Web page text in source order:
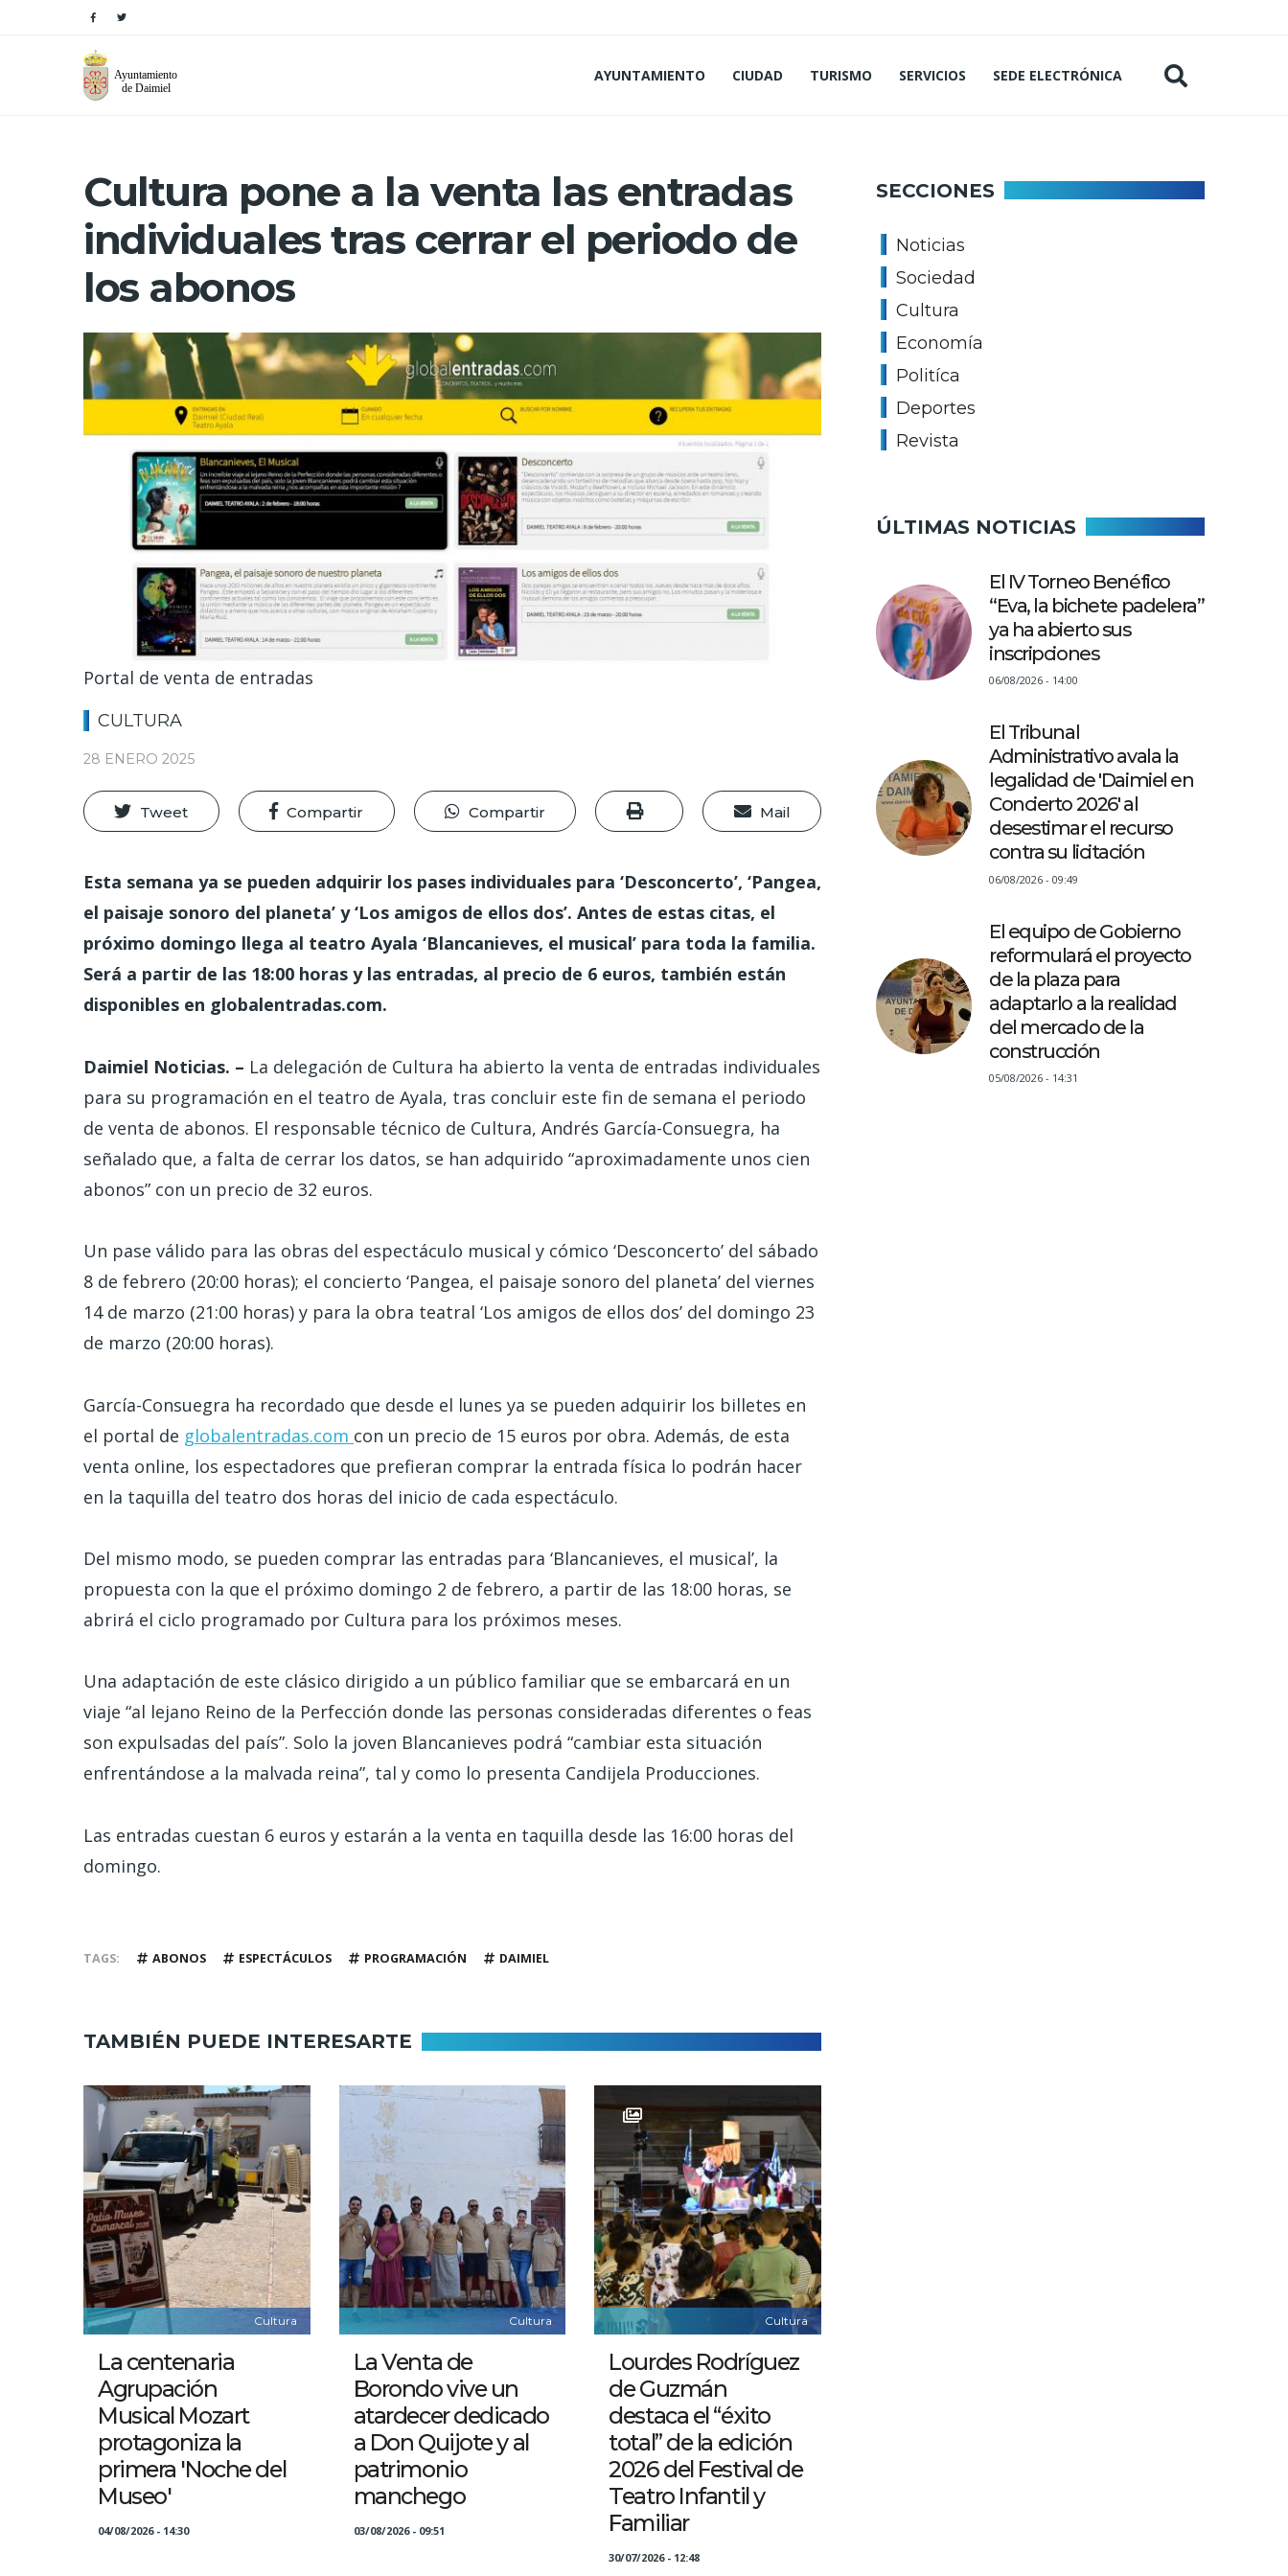
AYUNTAMIENTO CIUDAD TURISMO SERVICIOS SEDE ELECTRÓNICA
Cultura pone a la venta las entradas
individuales tras cerrar el periodo de
los abonos
Portal de venta de entradas
CULTURA
28 ENERO 2025
Tweet Compartir Compartir Mail
Esta semana ya se pueden adquirir los pases individuales para ‘Desconcerto’, ‘Pangea,
el paisaje sonoro del planeta’ y ‘Los amigos de ellos dos’. Antes de estas citas, el
próximo domingo llega al teatro Ayala ‘Blancanieves, el musical’ para toda la familia.
Será a partir de las 18:00 horas y las entradas, al precio de 6 euros, también están
disponibles en globalentradas.com.
Daimiel Noticias. – La delegación de Cultura ha abierto la venta de entradas individuales
para su programación en el teatro de Ayala, tras concluir este fin de semana el periodo
de venta de abonos. El responsable técnico de Cultura, Andrés García-Consuegra, ha
señalado que, a falta de cerrar los datos, se han adquirido “aproximadamente unos cien
abonos” con un precio de 32 euros.
Un pase válido para las obras del espectáculo musical y cómico ‘Desconcerto’ del sábado
8 de febrero (20:00 horas); el concierto ‘Pangea, el paisaje sonoro del planeta’ del viernes
14 de marzo (21:00 horas) y para la obra teatral ‘Los amigos de ellos dos’ del domingo 23
de marzo (20:00 horas).
García-Consuegra ha recordado que desde el lunes ya se pueden adquirir los billetes en
el portal de globalentradas.com con un precio de 15 euros por obra. Además, de esta
venta online, los espectadores que prefieran comprar la entrada física lo podrán hacer
en la taquilla del teatro dos horas del inicio de cada espectáculo.
Del mismo modo, se pueden comprar las entradas para ‘Blancanieves, el musical’, la
propuesta con la que el próximo domingo 2 de febrero, a partir de las 18:00 horas, se
abrirá el ciclo programado por Cultura para los próximos meses.
Una adaptación de este clásico dirigido a un público familiar que se embarcará en un
viaje “al lejano Reino de la Perfección donde las personas consideradas diferentes o feas
son expulsadas del país”. Solo la joven Blancanieves podrá “cambiar esta situación
enfrentándose a la malvada reina”, tal y como lo presenta Candijela Producciones.
Las entradas cuestan 6 euros y estarán a la venta en taquilla desde las 16:00 horas del
domingo.
TAGS ABONOS ESPECTÁCULOS PROGRAMACIÓN DAIMIEL
TAMBIÉN PUEDE INTERESARTE
Cultura
La centenaria
Agrupación
Musical Mozart
protagoniza la
primera 'Noche del
Museo'
04/08/2026 - 14:30
Cultura
La Venta de
Borondo vive un
atardecer dedicado
a Don Quijote y al
patrimonio
manchego
03/08/2026 - 09:51
Cultura
Lourdes Rodríguez
de Guzmán
destaca el “éxito
total” de la edición
2026 del Festival de
Teatro Infantil y
Familiar
30/07/2026 - 12:48
SECCIONES
Noticias
Sociedad
Cultura
Economía
Politíca
Deportes
Revista
ÚLTIMAS NOTICIAS
El IV Torneo Benéfico
“Eva, la bichete padelera”
ya ha abierto sus
inscripciones
06/08/2026 - 14:00
El Tribunal
Administrativo avala la
legalidad de 'Daimiel en
Concierto 2026' al
desestimar el recurso
contra su licitación
06/08/2026 - 09:49
El equipo de Gobierno
reformulará el proyecto
de la plaza para
adaptarlo a la realidad
del mercado de la
construcción
05/08/2026 - 14:31